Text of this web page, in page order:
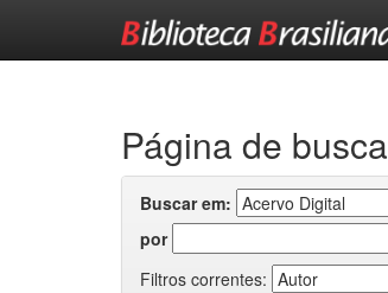
Página de busca
Buscar em:
por
Filtros correntes: